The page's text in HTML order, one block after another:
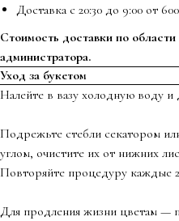
Доставка с 20:30 до 9:00 от
Стоимость доставки по
администратора.
Уход за букетом
Налейте в вазу холодную воду и
Подрежьте стебли секатором
углом, очистите их от нижних
Повторяйте процедуру каждые
Для продления жизни цветам —